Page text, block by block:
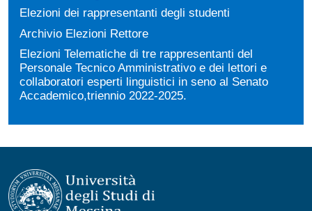
Elezioni dei rappresentanti degli studenti
Archivio Elezioni Rettore
Elezioni Telematiche di tre rappresentanti del
Personale Tecnico Amministrativo e dei lettori e
collaboratori esperti linguistici in seno al Senato
Accademico,triennio 2022-2025.